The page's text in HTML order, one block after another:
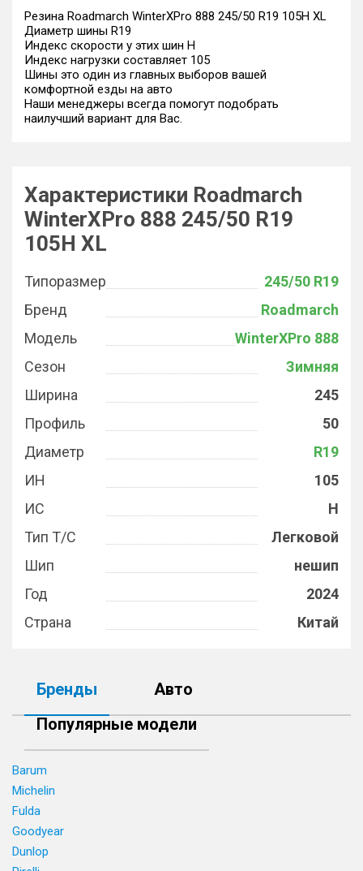
Резина Roadmarch WinterXPro 888 245/50 R19 105H XL
Диаметр шины R19
Индекс скорости у этих шин H
Индекс нагрузки составляет 105
Шины это один из главных выборов вашей
комфортной езды на авто
Наши менеджеры всегда помогут подобрать
наилучший вариант для Вас.
Характеристики Roadmarch
WinterXPro 888 245/50 R19
105H XL
Типоразмер
245/50 R19
Бренд
Roadmarch
Модель
WinterXPro 888
Сезон
Зимняя
Ширина
245
Профиль
50
Диаметр
R19
ИН
105
ИС
H
Тип Т/С
Легковой
Шип
нешип
Год
2024
Страна
Китай
Бренды
Авто
Популярные модели
Barum
Michelin
Fulda
Goodyear
Dunlop